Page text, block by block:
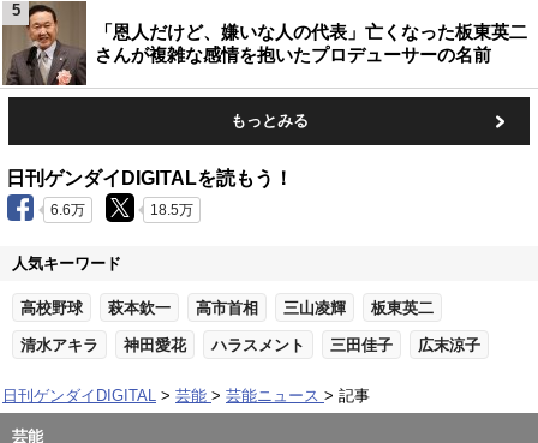
「恩人だけど、嫌いな人の代表」亡くなった板東英二
さんが複雑な感情を抱いたプロデューサーの名前
5
もっとみる
日刊ゲンダイDIGITALを読もう！
6.6万 18.5万
人気キーワード
高校野球 萩本欽一 高市首相 三山凌輝 板東英二
清水アキラ 神田愛花 ハラスメント 三田佳子 広末涼子
日刊ゲンダイDIGITAL 芸能 芸能ニュース 記事
芸能